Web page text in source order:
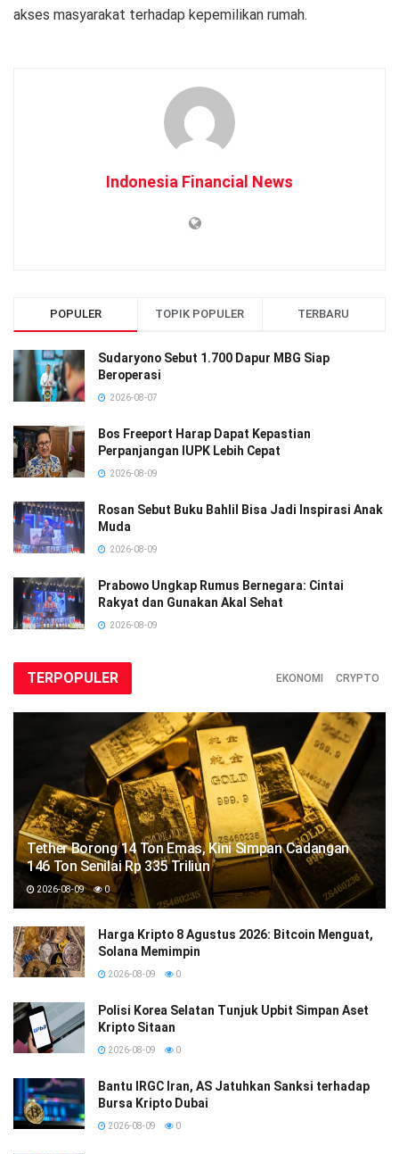
akses masyarakat terhadap kepemilikan rumah.
Indonesia Financial News
POPULER TOPIK POPULER TERBARU
Sudaryono Sebut 1.700 Dapur MBG Siap
Beroperasi
2026-08-07
Bos Freeport Harap Dapat Kepastian
Perpanjangan IUPK Lebih Cepat
2026-08-09
Rosan Sebut Buku Bahlil Bisa Jadi Inspirasi Anak
Muda
2026-08-09
Prabowo Ungkap Rumus Bernegara: Cintai
Rakyat dan Gunakan Akal Sehat
2026-08-09
TERPOPULER EKONOMI CRYPTO
Tether Borong 14 Ton Emas, Kini Simpan Cadangan
146 Ton Senilai Rp 335 Triliun
2026-08-09 0
Harga Kripto 8 Agustus 2026: Bitcoin Menguat,
Solana Memimpin
2026-08-09 0
Polisi Korea Selatan Tunjuk Upbit Simpan Aset
Kripto Sitaan
2026-08-09 0
Bantu IRGC Iran, AS Jatuhkan Sanksi terhadap
Bursa Kripto Dubai
2026-08-09 0